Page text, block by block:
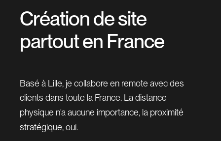
Créationdesite
partouten France
Basé à Lille, je collabore en remote avec des
clients dans toute la France. La distance
physique n'a aucune importance, la proximité
stratégique, oui.